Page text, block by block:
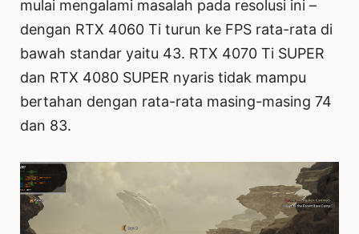
mulai mengalami masalah pada resolusi ini –
dengan RTX 4060 Ti turun ke FPS rata-rata di
bawah standar yaitu 43. RTX 4070 Ti SUPER
dan RTX 4080 SUPER nyaris tidak mampu
bertahan dengan rata-rata masing-masing 74
dan 83.